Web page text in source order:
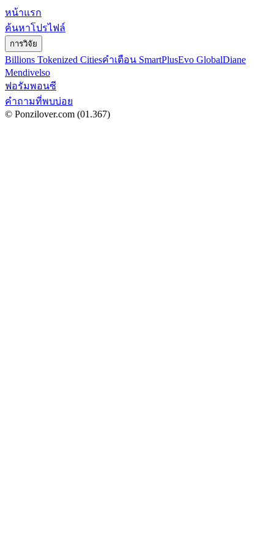
หน้าแรก
ค้นหาโปรไฟล์
การวิจัย
Billions Tokenized Citiesคำเตือน SmartPlusEvo GlobalDiane
Mendivelso
ฟอรัมพอนซี
คำถามที่พบบ่อย
© Ponzilover.com (01.367)